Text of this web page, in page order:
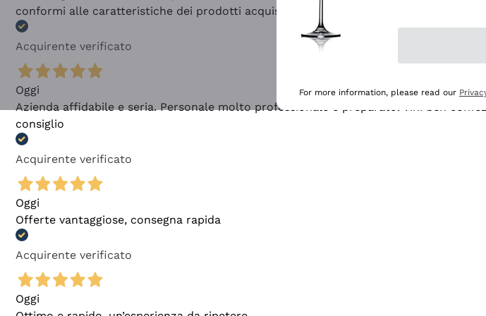
conformi alle caratteristiche dei prodotti acquistati
Acquirente verificato
Oggi
Azienda affidabile e seria. Personale molto professionale e preparato. Vini ben
consiglio
Acquirente verificato
Oggi
Offerte vantaggiose, consegna rapida
Acquirente verificato
Oggi
For more information, please read our